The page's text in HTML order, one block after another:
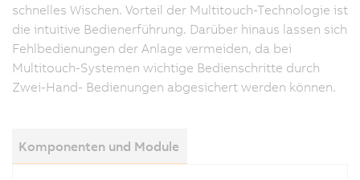
schnelles Wischen. Vorteil der Multitouch-Technologie ist
die intuitive Bedienerführung. Darüber hinaus lassen sich
Fehlbedienungen der Anlage vermeiden, da bei
Multitouch-Systemen wichtige Bedienschritte durch
Zwei-Hand- Bedienungen abgesichert werden können.
Komponenten und Module